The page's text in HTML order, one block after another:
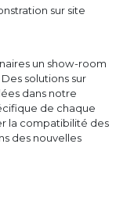
sur site
un show-room
solutions sur
dans notre
de chaque
la compatibilité des
des nouvelles